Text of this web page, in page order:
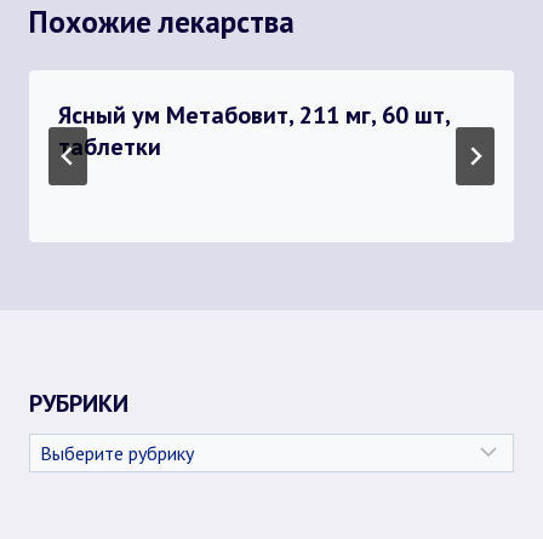
Похожие лекарства
Ясный ум Метабовит, 211 мг, 60 шт,
таблетки
РУБРИКИ
Рубрики